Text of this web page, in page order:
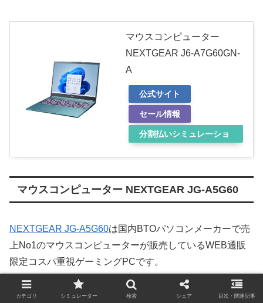
マウスコンピューター
NEXTGEAR J6-A7G60GN-
A
公式サイト
セール情報
分割払いシミュレーショ
マウスコンピューター NEXTGEAR JG-A5G60
NEXTGEAR JG-A5G60は国内BTOパソコンメーカーで売
上No1のマウスコンピューターが販売しているWEB通販
限定コスパ重視ゲーミングPCです。
カテゴリ シミュレーター 検索 シェア 目次・関連記事